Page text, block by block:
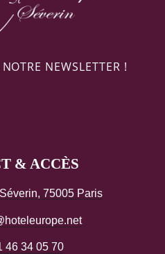
& ACCÈS
75005 Paris
46 34 05 70
NEWSLETTER !